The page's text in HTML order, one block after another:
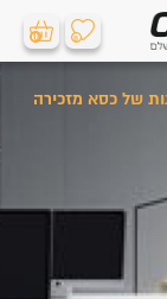
0 0
של כסא מזכירה